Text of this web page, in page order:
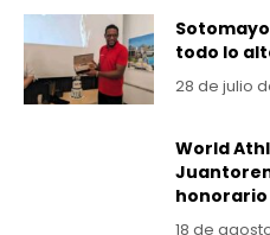
todo lo
28 de julio
World
honorario
18 de